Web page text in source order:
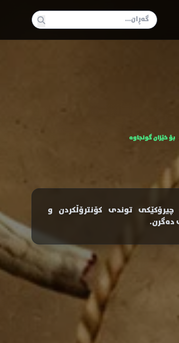
بۆ خێزان گونجاوە
توندی کۆنترۆڵکردن و
دەگرن.